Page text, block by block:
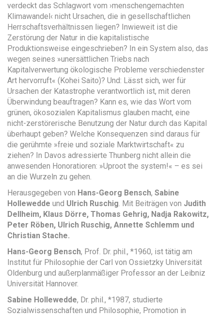
verdeckt das Schlagwort vom ›menschengemachten
Klimawandel‹ nicht Ursachen, die in gesellschaftlichen
Herrschaftsverhältnissen liegen? Inwieweit ist die
Zerstörung der Natur in die kapitalistische
Produktionsweise eingeschrieben? In ein System also, das
wegen seines »unersättlichen Triebs nach
Kapitalverwertung ökologische Probleme verschiedenster
Art hervorruft« (Kohei Saito)? Und: Lässt sich, wer für
Ursachen der Katastrophe verantwortlich ist, mit deren
Überwindung beauftragen? Kann es, wie das Wort vom
grünen, öko­sozialen Kapitalismus glauben macht, eine
nicht-zerstörerische Benutzung der Natur durch das Kapital
überhaupt geben? Welche Konsequenzen sind daraus für
die gerühmte »freie und soziale Marktwirtschaft« zu
ziehen? In Davos adressierte Thunberg nicht allein die
anwesenden Honoratioren: »Uproot the ­system!« – es sei
an die Wurzeln zu gehen.
Herausgegeben von Hans-Georg Bensch, Sabine
Hollewedde und Ulrich Ruschig. Mit Beiträgen von Judith
Dellheim, Klaus Dörre, Thomas Gehrig, Nadja ­Rakowitz,
Peter Röben, Ulrich Ruschig, Annette Schlemm und
Christian Stache.
Hans-Georg Bensch, Prof. Dr. phil., *1960, ist tätig am
Institut für Philosophie der Carl von Ossietzky Universität
Oldenburg und außerplanmäßiger Professor an der Leibniz
Universität Hannover.
Sabine Hollewedde, Dr. phil., *1987, studierte
Sozialwissenschaften und Philosophie, Promotion in